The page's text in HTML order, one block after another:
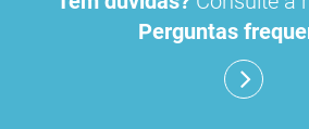
Perguntas